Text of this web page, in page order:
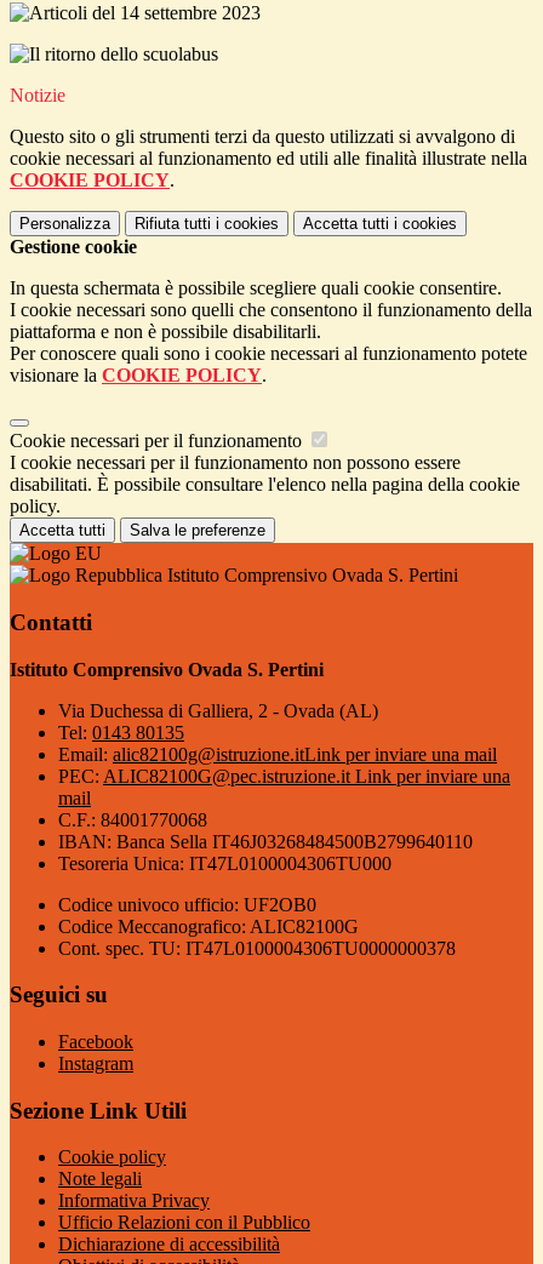
Notizie
Questo sito o gli strumenti terzi da questo utilizzati si avvalgono di
cookie necessari al funzionamento ed utili alle finalità illustrate nella
COOKIE POLICY.
Personalizza Rifiuta tutti i cookies Accetta tutti i cookies
Gestione cookie
In questa schermata è possibile scegliere quali cookie consentire.
I cookie necessari sono quelli che consentono il funzionamento della
piattaforma e non è possibile disabilitarli.
Per conoscere quali sono i cookie necessari al funzionamento potete
visionare la COOKIE POLICY.
Cookie necessari per il funzionamento
I cookie necessari per il funzionamento non possono essere
disabilitati. È possibile consultare l'elenco nella pagina della cookie
policy.
Accetta tutti Salva le preferenze
Istituto Comprensivo Ovada S. Pertini
Contatti
Istituto Comprensivo Ovada S. Pertini
Via Duchessa di Galliera, 2 - Ovada (AL)
Tel: 0143 80135
Email: alic82100g@istruzione.itLink per inviare una mail
PEC: ALIC82100G@pec.istruzione.it Link per inviare una
mail
C.F.: 84001770068
IBAN: Banca Sella IT46J03268484500B2799640110
Tesoreria Unica: IT47L0100004306TU000
Codice univoco ufficio: UF2OB0
Codice Meccanografico: ALIC82100G
Cont. spec. TU: IT47L0100004306TU0000000378
Seguici su
Facebook
Instagram
Sezione Link Utili
Cookie policy
Note legali
Informativa Privacy
Ufficio Relazioni con il Pubblico
Dichiarazione di accessibilità